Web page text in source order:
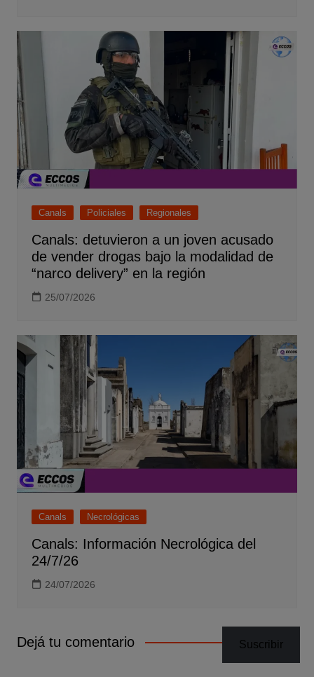
Canals Policiales Regionales
Canals: detuvieron a un joven acusado
de vender drogas bajo la modalidad de
“narco delivery” en la región
25/07/2026
Canals Necrológicas
Canals: Información Necrológica del
24/7/26
24/07/2026
Dejá tu comentario Suscribir